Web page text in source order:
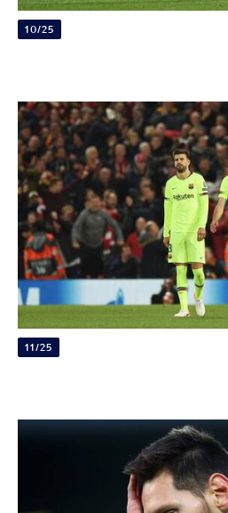
10/25
11/25